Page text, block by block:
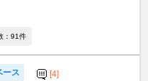
：91件
ース [4]